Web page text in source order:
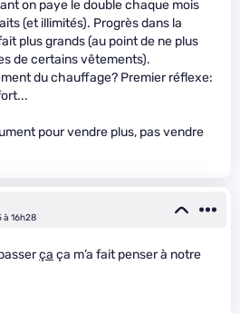
on paye le double chaque mois
(et illimités). Progrès dans la
plus grands (au point de ne plus
de certains vêtements).
du chauffage? Premier réflexe:
pour vendre plus, pas vendre
à 16h28
ça ça m’a fait penser à notre